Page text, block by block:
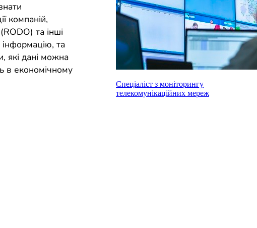
компаній,
та інші
та
які дані можна
в економічному
Спеціаліст з моніторингу
телекомунікаційних мереж